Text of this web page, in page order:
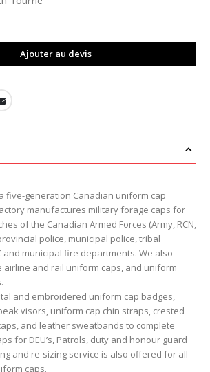
Ajouter au devis
five-generation Canadian uniform cap
manufactures military forage caps for
of the Canadian Armed Forces (Army, RCN,
provincial police, municipal police, tribal
and municipal fire departments. We also
airline and rail uniform caps, and uniform
and embroidered uniform cap badges,
visors, uniform cap chin straps, crested
and leather sweatbands to complete
for DEU’s, Patrols, duty and honour guard
and re-sizing service is also offered for all
caps.